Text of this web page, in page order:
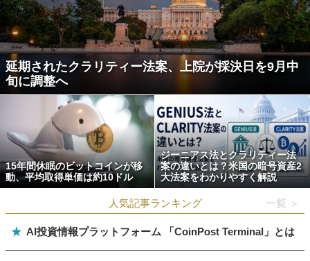
延期されたクラリティー法案、上院が採決日を9月中
旬に調整へ
15年間休眠のビットコインが移
動、平均取得単価は約10ドル
ジーニアス法とクラリティー法
案の違いとは？米国の暗号資産2
大法案をわかりやすく解説
人気記事ランキング 一覧 ＞
★ AI投資情報プラットフォーム 「CoinPost Terminal」とは